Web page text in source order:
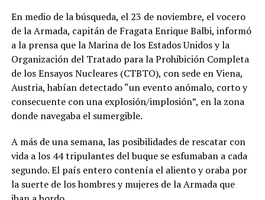
En medio de la búsqueda, el 23 de noviembre, el vocero
de la Armada, capitán de Fragata Enrique Balbi, informó
a la prensa que la Marina de los Estados Unidos y la
Organización del Tratado para la Prohibición Completa
de los Ensayos Nucleares (CTBTO), con sede en Viena,
Austria, habían detectado “un evento anómalo, corto y
consecuente con una explosión/implosión”, en la zona
donde navegaba el sumergible.
A más de una semana, las posibilidades de rescatar con
vida a los 44 tripulantes del buque se esfumaban a cada
segundo. El país entero contenía el aliento y oraba por
la suerte de los hombres y mujeres de la Armada que